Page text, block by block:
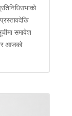
समावेश
आजको